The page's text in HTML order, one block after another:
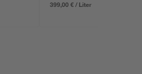
399,00 € / Liter